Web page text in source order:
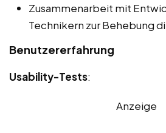
Zusammenarbeit mit
Technikern zur Behebung
Benutzererfahrung
Usability-Tests:
Anzeige